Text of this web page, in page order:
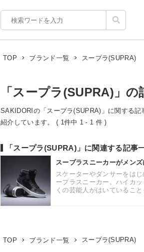
TOP ブランド一覧 スープラ(SUPRA)
「スープラ(SUPRA)」の
SAKIDORIの「スープラ(SUPRA)」に関する
紹介しています。 ( 1件中 1 - 1 件 )
「スープラ(SUPRA)」に関連する記事
スープラスニーカーがメン
スケーターやダンサーをは
ープラスニーカー。ハイカ
くの芸能人がはいているこ
TOP ブランド一覧 スープラ(SUPRA)